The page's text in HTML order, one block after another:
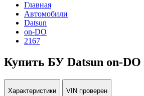
Главная
Автомобили
Datsun
on-DO
2167
Купить БУ Datsun on-
Характеристики VIN проверен